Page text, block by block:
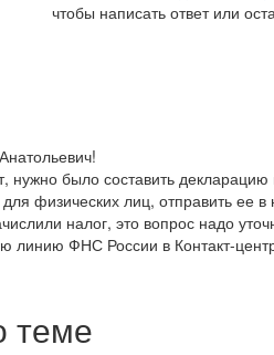
чтобы написать ответ или
нужно было составить
физических лиц, отправить ее
налог, это вопрос надо
линию ФНС России в Контакт-
теме